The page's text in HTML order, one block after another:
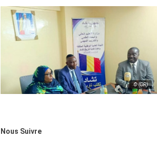
© (DR)
Nous Suivre